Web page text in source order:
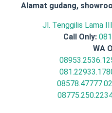
Alamat gudang,
Jl. Tenggilis Lama
Call Only:
WA
08578.47777.02